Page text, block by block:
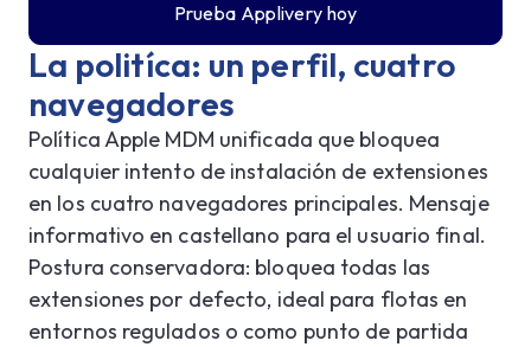
Prueba Applivery hoy
La politíca: un perfil, cuatro
navegadores
Política Apple MDM unificada que bloquea
cualquier intento de instalación de extensiones
en los cuatro navegadores principales. Mensaje
informativo en castellano para el usuario final.
Postura conservadora: bloquea todas las
extensiones por defecto, ideal para flotas en
entornos regulados o como punto de partida